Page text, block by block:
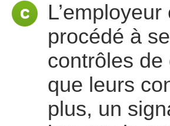
procédé à
contrôles
que leurs
plus, un